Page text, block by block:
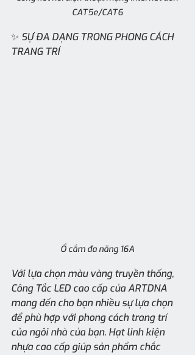
CAT5e/CAT6
✨ SỰ ĐA DẠNG TRONG PHONG CÁCH
TRANG TRÍ
Ổ cắm đa năng 16A
Với lựa chọn màu vàng truyền thống,
Công Tắc LED cao cấp của ARTDNA
mang đến cho bạn nhiều sự lựa chọn
để phù hợp với phong cách trang trí
của ngôi nhà của bạn. Hạt linh kiện
nhựa cao cấp giúp sản phẩm chắc